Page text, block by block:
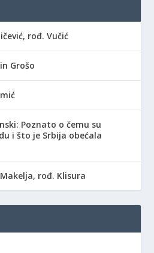
rođ. Vučić
Grošo
Poznato o čemu su
i što je Srbija obećala
rođ. Klisura